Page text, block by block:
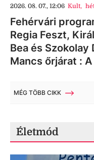
2026. 08. 07., 12:06 Kult,
Fehérvári
Regia Feszt,
Bea és
Mancs őrjárat :
MÉG TÖBB CIKK
Életmód